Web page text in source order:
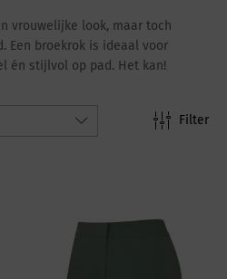
vrouwelijke look, maar toch
Een broekrok is ideaal voor
én stijlvol op pad. Het kan!
Filter